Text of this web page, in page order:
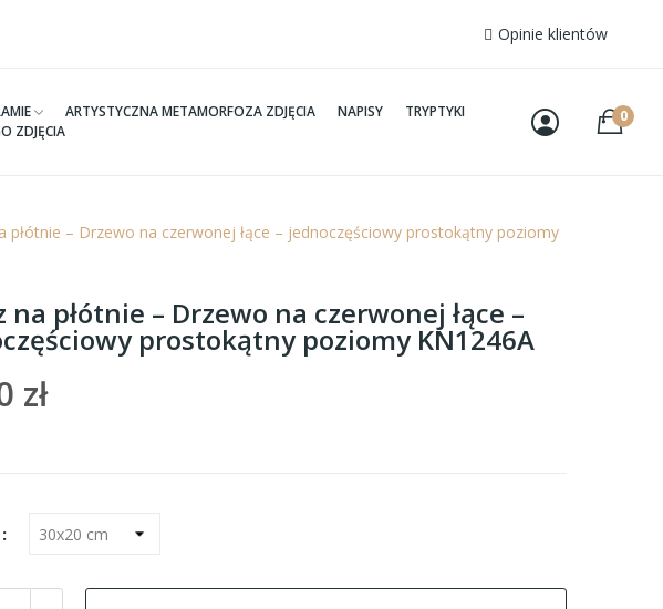
Opinie klientów
ARTYSTYCZNA METAMORFOZA ZDJĘCIA NAPISY
TRYPTYKI
ZDJĘCIA
0
płótnie – Drzewo na czerwonej łące – jednoczęściowy prostokątny poziomy
na płótnie – Drzewo na czerwonej łące –
prostokątny poziomy KN1246A
zł